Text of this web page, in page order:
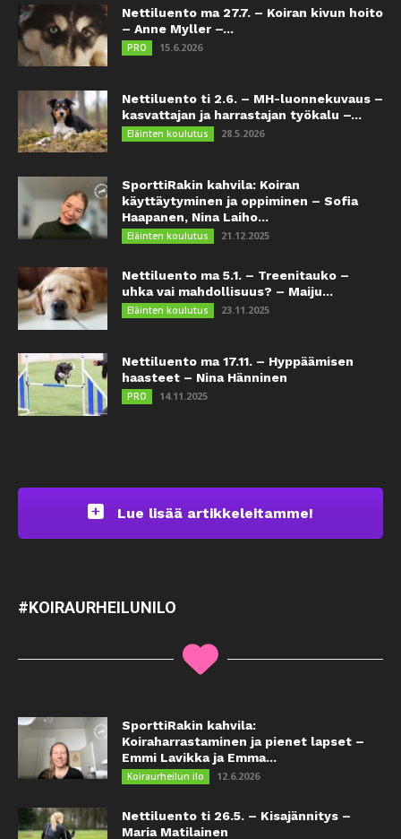
Nettiluento ma 27.7. – Koiran kivun hoito
– Anne Myller –...
PRO 15.6.2026
Nettiluento ti 2.6. – MH-luonnekuvaus –
kasvattajan ja harrastajan työkalu –...
Eläinten koulutus 28.5.2026
SporttiRakin kahvila: Koiran
käyttäytyminen ja oppiminen – Sofia
Haapanen, Nina Laiho...
Eläinten koulutus 21.12.2025
Nettiluento ma 5.1. – Treenitauko –
uhka vai mahdollisuus? – Maiju...
Eläinten koulutus 23.11.2025
Nettiluento ma 17.11. – Hyppäämisen
haasteet – Nina Hänninen
PRO 14.11.2025
Lue lisää artikkeleitamme!
#KOIRAURHEILUNILO
SporttiRakin kahvila:
Koiraharrastaminen ja pienet lapset –
Emmi Lavikka ja Emma...
Koiraurheilun ilo 12.6.2026
Nettiluento ti 26.5. – Kisajännitys –
Maria Matilainen